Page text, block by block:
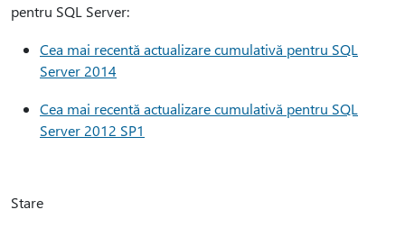
pentru SQL Server:
Cea mai recentă actualizare cumulativă pentru SQL
Server 2014
Cea mai recentă actualizare cumulativă pentru SQL
Server 2012 SP1
Stare